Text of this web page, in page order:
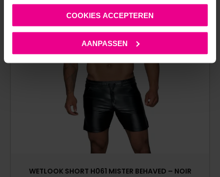
COOKIES ACCEPTEREN
AANPASSEN
WETLOOK SHORT H061 MISTER BEHAVED – NOIR